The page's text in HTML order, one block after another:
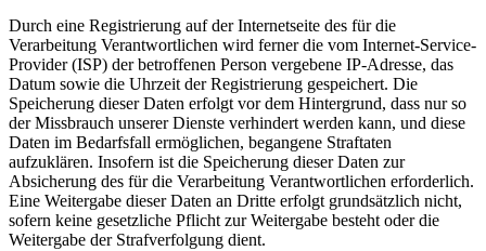
Durch eine Registrierung auf der Internetseite des für die
Verarbeitung Verantwortlichen wird ferner die vom Internet-Service-
Provider (ISP) der betroffenen Person vergebene IP-Adresse, das
Datum sowie die Uhrzeit der Registrierung gespeichert. Die
Speicherung dieser Daten erfolgt vor dem Hintergrund, dass nur so
der Missbrauch unserer Dienste verhindert werden kann, und diese
Daten im Bedarfsfall ermöglichen, begangene Straftaten
aufzuklären. Insofern ist die Speicherung dieser Daten zur
Absicherung des für die Verarbeitung Verantwortlichen erforderlich.
Eine Weitergabe dieser Daten an Dritte erfolgt grundsätzlich nicht,
sofern keine gesetzliche Pflicht zur Weitergabe besteht oder die
Weitergabe der Strafverfolgung dient.